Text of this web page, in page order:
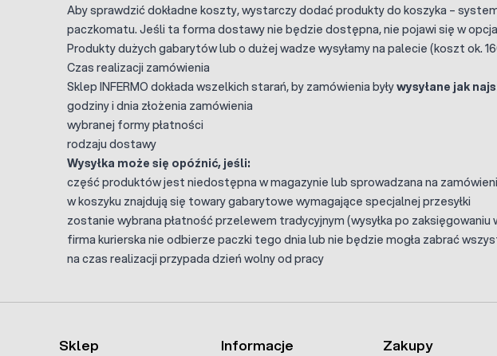
Aby sprawdzić dokładne koszty, wystarczy dodać produkty do koszyka –
paczkomatu. Jeśli ta forma dostawy nie będzie dostępna, nie pojawi się w
Produkty dużych gabarytów lub o dużej wadze wysyłamy na palecie (koszt ok.
Czas realizacji zamówienia
Sklep INFERMO dokłada wszelkich starań, by zamówienia byływysyłane jak
godziny i dnia złożenia zamówienia
wybranej formy płatności
rodzaju dostawy
Wysyłka może się opóźnić, jeśli:
część produktów jest niedostępna w magazynie lub sprowadzana na
w koszyku znajdują się towary gabarytowe wymagające specjalnej przesyłki
zostanie wybrana płatność przelewem tradycyjnym (wysyłka po zaksięgowaniu
firma kurierska nie odbierze paczki tego dnia lub nie będzie mogła zabrać
na czas realizacji przypada dzień wolny od pracy
Sklep Informacje Zakupy